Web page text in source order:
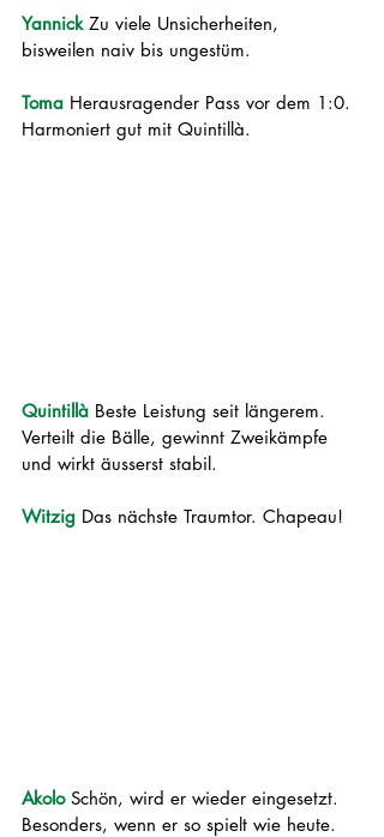
Yannick Zu viele Unsicherheiten,
bisweilen naiv bis ungestüm.
Toma Herausragender Pass vor dem 1:0.
Harmoniert gut mit Quintillà.
Quintillà Beste Leistung seit längerem.
Verteilt die Bälle, gewinnt Zweikämpfe
und wirkt äusserst stabil.
Witzig Das nächste Traumtor. Chapeau!
Akolo Schön, wird er wieder eingesetzt.
Besonders, wenn er so spielt wie heute.